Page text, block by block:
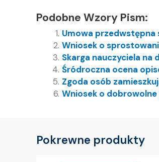
Podobne Wzory Pism:
Umowa przedwstępna
Wniosek o
Skarga nauczyciela na
Śródroczna ocena
Zgoda osób
Wniosek o
Pokrewne produkty